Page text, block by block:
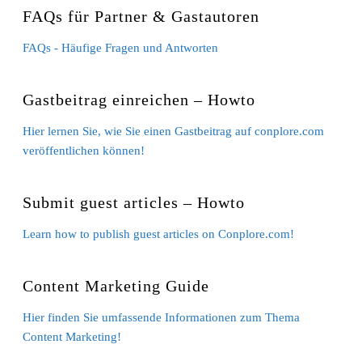
FAQs für Partner & Gastautoren
FAQs - Häufige Fragen und Antworten
Gastbeitrag einreichen – Howto
Hier lernen Sie, wie Sie einen Gastbeitrag auf conplore.com
veröffentlichen können!
Submit guest articles – Howto
Learn how to publish guest articles on Conplore.com!
Content Marketing Guide
Hier finden Sie umfassende Informationen zum Thema
Content Marketing!